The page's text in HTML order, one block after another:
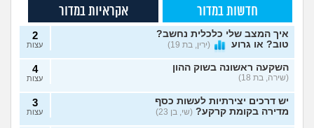
חדשות במדור אקראיות במדור
איך המצב שלי כלכלית נחשב?
טוב? או גרוע
(ירין, בת 19)
2
עצות
השקעה ראשונה בשוק ההון
(שירה, בת 18)
4
עצות
יש דרכים יצירתיות לעשות כסף
מדירה בקומת קרקע? (שי, בן 23)
3
עצות